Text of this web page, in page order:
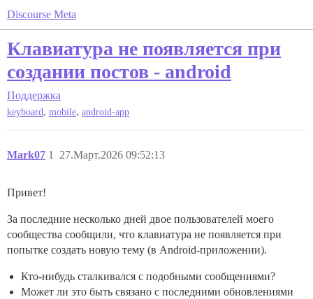
Discourse Meta
Клавиатура не появляется при
создании постов - android
Поддержка
keyboard, mobile, android-app
Mark07 27.Март.2026 09:52:13
1
Привет!
За последние несколько дней двое пользователей моего
сообщества сообщили, что клавиатура не появляется при
попытке создать новую тему (в Android-приложении).
Кто-нибудь сталкивался с подобными сообщениями?
Может ли это быть связано с последними обновлениями